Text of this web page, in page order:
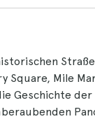
Square, Mile
Geschichte